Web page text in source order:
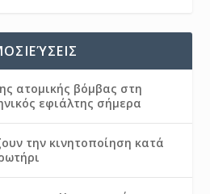
ατομικής βόμβας στη
εφιάλτης σήμερα
την κινητοποίηση κατά